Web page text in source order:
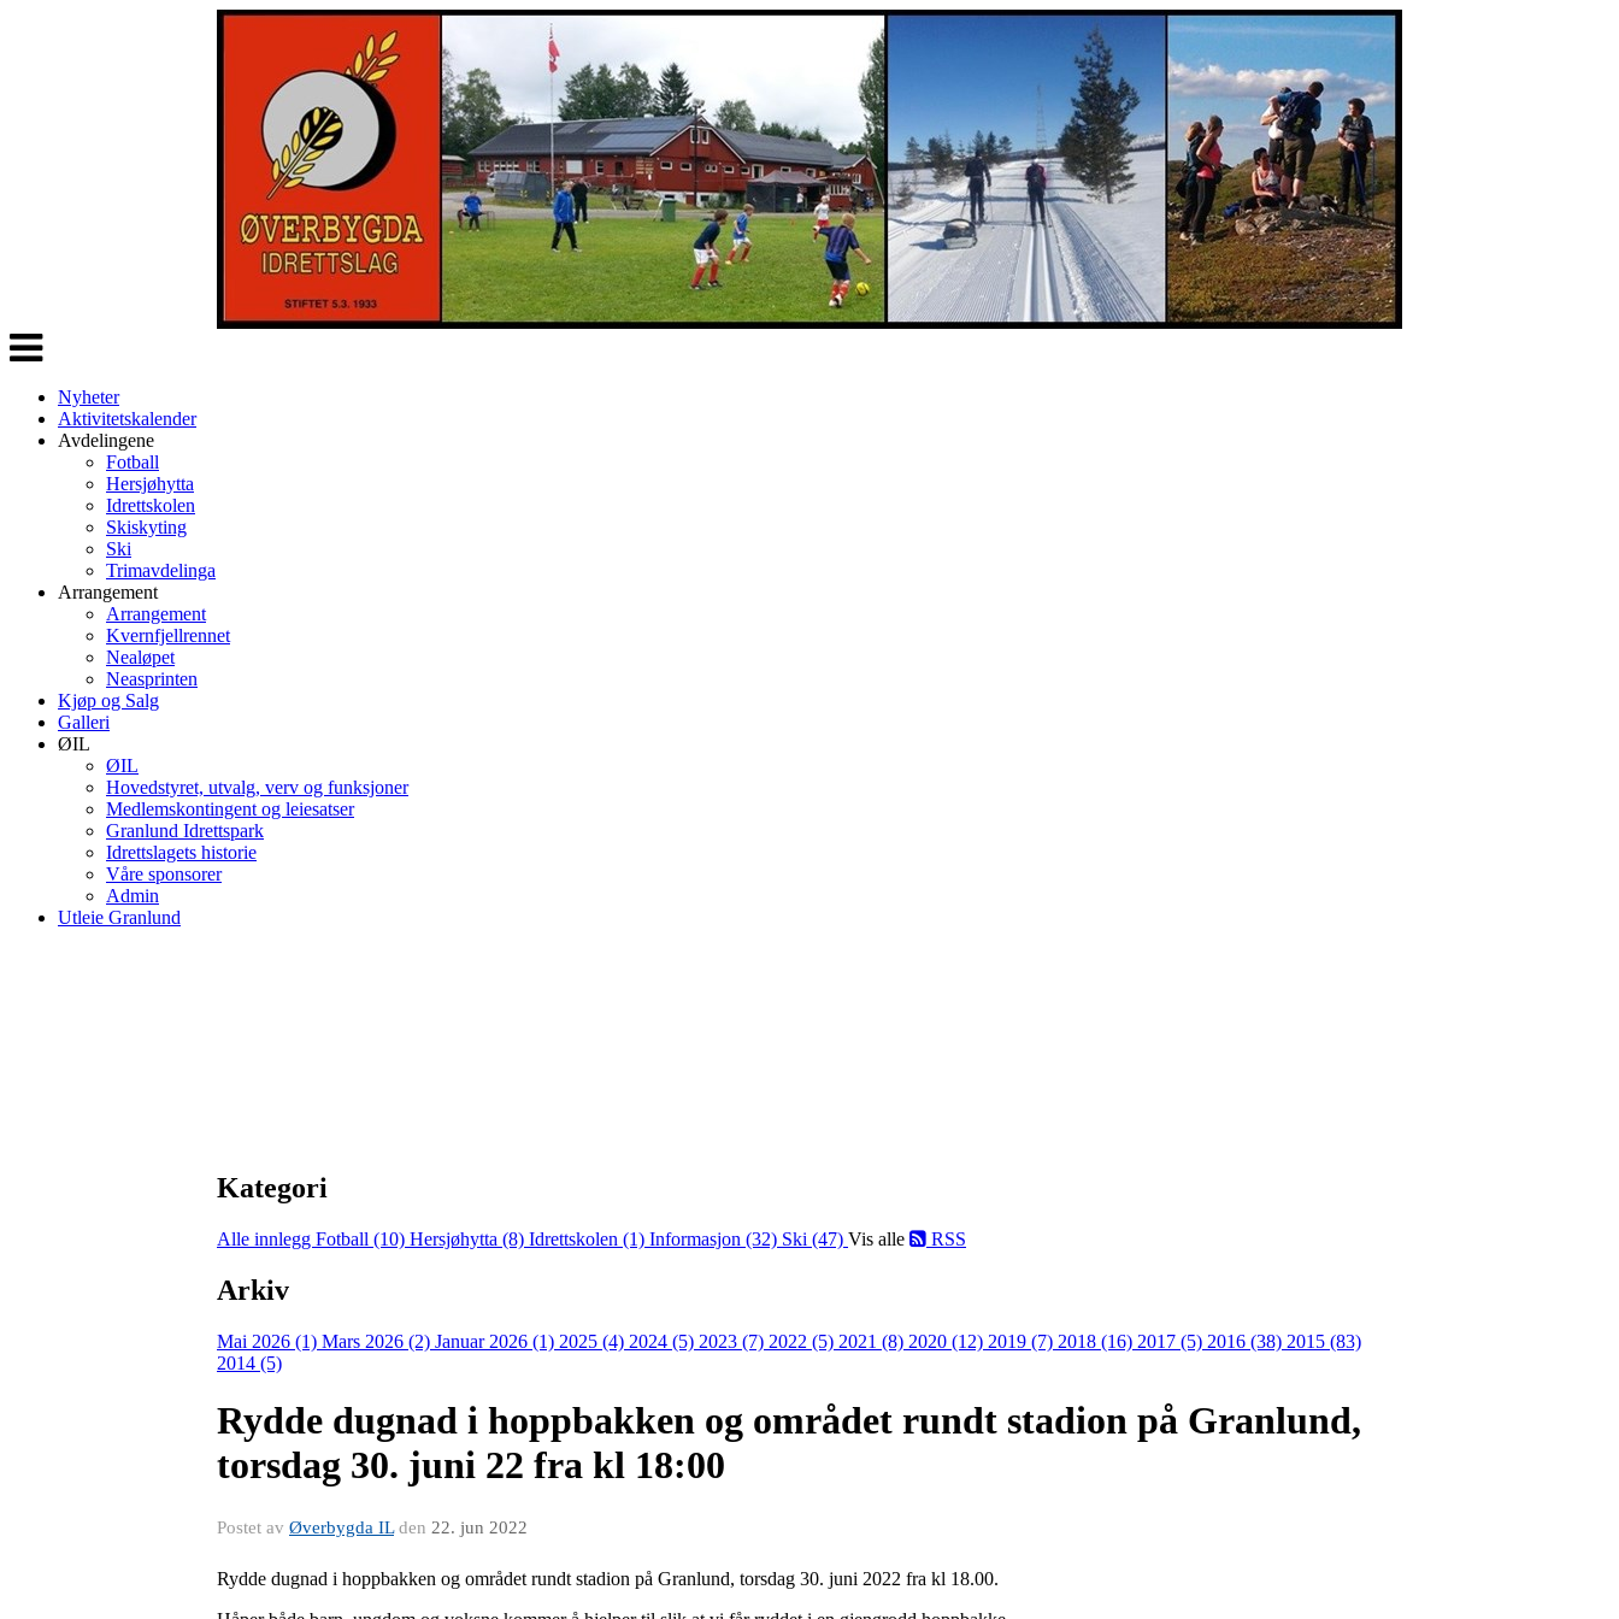
Veksle
navigasjon
Nyheter
Aktivitetskalender
Avdelingene
Fotball
Hersjøhytta
Idrettskolen
Skiskyting
Ski
Trimavdelinga
Arrangement
Arrangement
Kvernfjellrennet
Nealøpet
Neasprinten
Kjøp og Salg
Galleri
ØIL
ØIL
Hovedstyret, utvalg, verv og funksjoner
Medlemskontingent og leiesatser
Granlund Idrettspark
Idrettslagets historie
Våre sponsorer
Admin
Utleie Granlund
Kategori
Alle innlegg Fotball (10) Hersjøhytta (8) Idrettskolen (1) Informasjon (32) Ski (47) Vis alle RSS
Arkiv
Mai 2026 (1) Mars 2026 (2) Januar 2026 (1) 2025 (4) 2024 (5) 2023 (7) 2022 (5) 2021 (8) 2020 (12) 2019 (7) 2018 (16) 2017 (5) 2016 (38) 2015 (83)
2014 (5)
Rydde dugnad i hoppbakken og området rundt stadion på Granlund,
torsdag 30. juni 22 fra kl 18:00
Postet av Øverbygda ILden 22. jun 2022
Rydde dugnad i hoppbakken og området rundt stadion på Granlund, torsdag 30. juni 2022 fra kl 18.00.